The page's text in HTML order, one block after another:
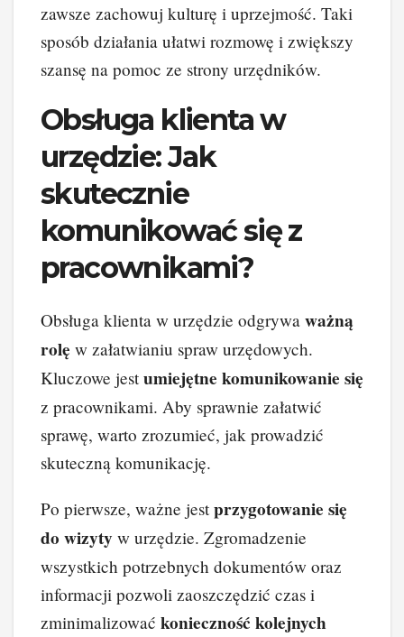
zawsze zachowuj kulturę i uprzejmość. Taki
sposób działania ułatwi rozmowę i zwiększy
szansę na pomoc ze strony urzędników.
Obsługa klienta w
urzędzie: Jak
skutecznie
komunikować się z
pracownikami?
Obsługa klienta w urzędzie odgrywa ważną
rolę w załatwianiu spraw urzędowych.
Kluczowe jest umiejętne komunikowanie się
z pracownikami. Aby sprawnie załatwić
sprawę, warto zrozumieć, jak prowadzić
skuteczną komunikację.
Po pierwsze, ważne jest przygotowanie się
do wizyty w urzędzie. Zgromadzenie
wszystkich potrzebnych dokumentów oraz
informacji pozwoli zaoszczędzić czas i
zminimalizować konieczność kolejnych